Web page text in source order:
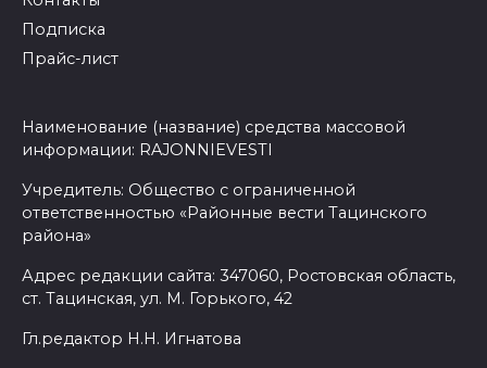
Подписка
Прайс-лист
Наименование (название) средства массовой
информации: RAJONNIEVESTI
Учредитель: Общество с ограниченной
ответственностью «Районные вести Тацинского
района»
Адрес редакции сайта: 347060, Ростовская область,
ст. Тацинская, ул. М. Горького, 42
Гл.редактор Н.Н. Игнатова